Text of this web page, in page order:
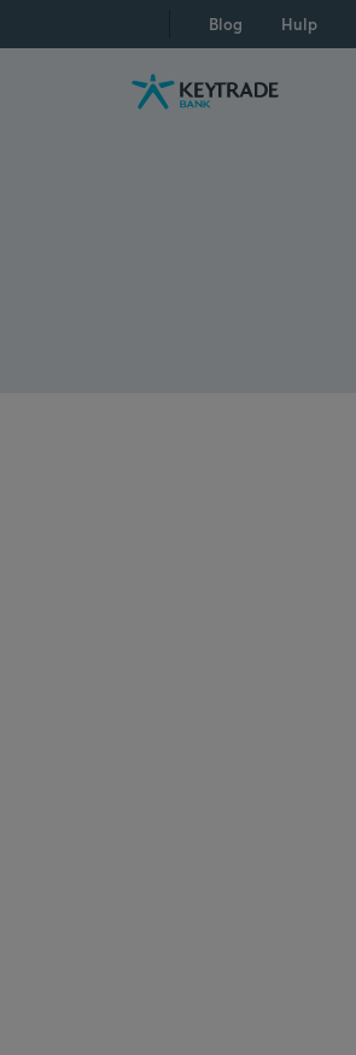
navigatie
aanmelden
inhoud
Blog Hulp